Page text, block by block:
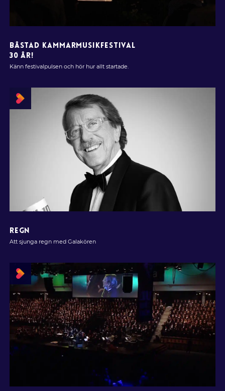
BÅSTAD KAMMARMUSIKFESTIVAL
30 ÅR!
Känn festivalpulsen och hör hur allt startade.
REGN
Att sjunga regn med Galakören